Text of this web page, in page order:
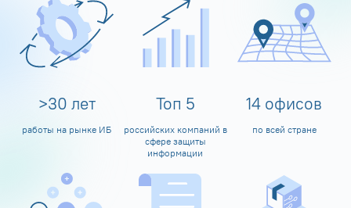
>30 лет
работы на рынке ИБ
Топ 5
российских компаний в
сфере защиты
информации
14 офисов
по всей стране